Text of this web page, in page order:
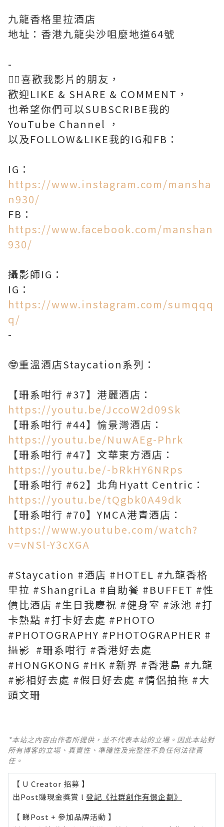
九龍香格里拉酒店
地址：香港九龍尖沙咀麼地道64號
-
💁‍♀‍喜歡我影片的朋友，
歡迎LIKE & SHARE & COMMENT，
也希望你們可以SUBSCRIBE我的
YouTube Channel ，
以及FOLLOW&LIKE我的IG和FB：
IG：
https://www.instagram.com/mansha
n930/
FB：
https://www.facebook.com/manshan
930/​
攝影師IG：
IG：
https://www.instagram.com/sumqqq
q/
-
🤓重溫酒店Staycation系列：
【珊系咁行 #37】港麗酒店：
https://youtu.be/JccoW2d09Sk
【珊系咁行 #44】愉景灣酒店：
https://youtu.be/NuwAEg-Phrk
【珊系咁行 #47】文華東方酒店：
https://youtu.be/-bRkHY6NRps
【珊系咁行 #62】北角Hyatt Centric：
https://youtu.be/tQgbk0A49dk
【珊系咁行 #70】YMCA港青酒店：
https://www.youtube.com/watch?
v=vNSl-Y3cXGA
#Staycation #酒店 #HOTEL #九龍香格
里拉 #ShangriLa #自助餐 #BUFFET #性
價比酒店 #生日我慶祝 #健身室 #泳池 #打
卡熱點 #打卡好去處 #PHOTO
#PHOTOGRAPHY #PHOTOGRAPHER #
攝影 ​ #珊系咁行​​​​​​​​ #香港好去處​​​​​​​​ ​​​​​​​​
#HONGKONG​​​​​​​​ #HK​​​​​​​​ #新界​​​​​​​​ #香港島​​​​​​​​ #九龍​​​​​​​​
#影相好去處 #假日好去處 #情侶拍拖​​​​​​​​ #大
頭文珊
*本站之內容由作者所提供，並不代表本站的立場。因此本站對
所有博客的立場、真實性、準確性及完整性不負任何法律責
任。
【 U Creator 招募 】
出Post賺現金獎賞 l 登記《社群創作有價企劃》
【 睇Post + 參加品牌活動 】